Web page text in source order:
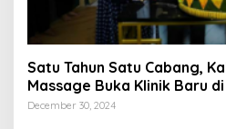
Satu Tahun Satu Cabang,
Massage Buka Klinik Baru
December 30, 2024